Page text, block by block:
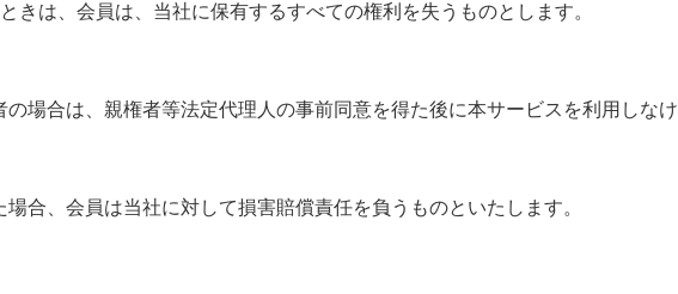
きは、会員は、当社に保有するすべての権利を失うものとします。
場合は、親権者等法定代理人の事前同意を得た後に本サービスを利用しなけ
合、会員は当社に対して損害賠償責任を負うものといたします。